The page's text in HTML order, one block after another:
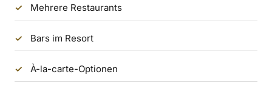
Mehrere Restaurants
Bars im Resort
À-la-carte-Optionen